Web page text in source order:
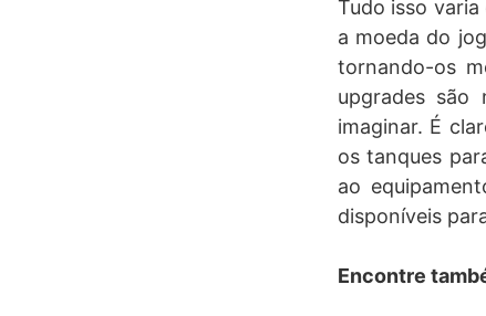
Tudo isso
a moeda do
tornando-os
upgrades são
imaginar. É
os tanques
ao
disponíveis
Encontre